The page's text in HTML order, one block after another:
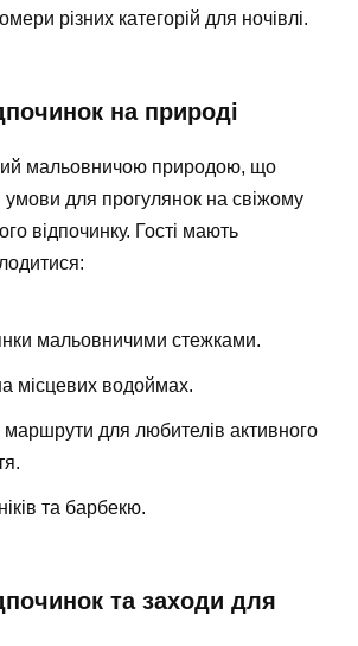
різних категорій для ночівлі.
на природі
мальовничою природою, що
умови для прогулянок на свіжому
відпочинку. Гості мають
мальовничими стежками.
місцевих водоймах.
маршрути для любителів активного
та барбекю.
та заходи для